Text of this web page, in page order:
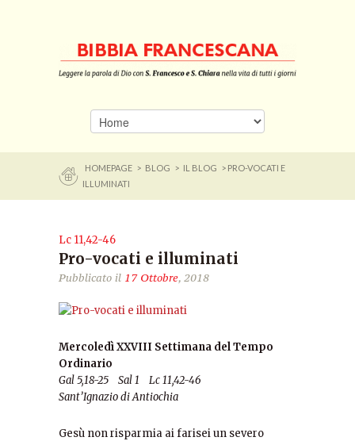
HOMEPAGE > BLOG > IL BLOG
> PRO-VOCATI E
ILLUMINATI
Lc 11,42-46
Pro-vocati e illuminati
Pubblicato il 17 Ottobre, 2018
Mercoledì XXVIII Settimana del Tempo
Ordinario
Gal 5,18-25 Sal 1 Lc 11,42-46
Sant’Ignazio di Antiochia
Gesù non risparmia ai farisei un severo